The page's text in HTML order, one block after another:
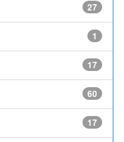
27
1
17
60
17